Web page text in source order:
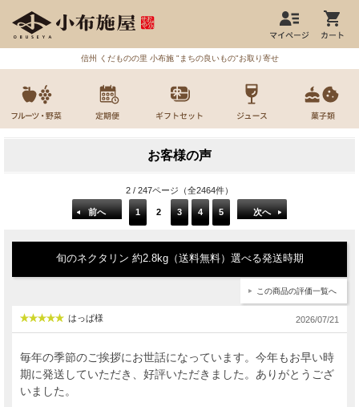
信州 くだものの里 小布施 "まちの良いもの"お取り寄せ
お客様の声
2 / 247ページ（全2464件）
前へ 1 2 3 4 5 次へ
旬のネクタリン 約2.8kg（送料無料）選べる発送時期
この商品の評価一覧へ
はっぱ様 2026/07/21
毎年の季節のご挨拶にお世話になっています。今年もお早い時
期に発送していただき、好評いただきました。ありがとうござ
いました。